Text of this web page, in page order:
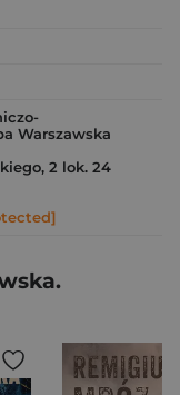
Warszawska
2 lok. 24